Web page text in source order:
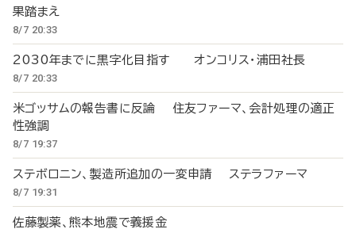
果踏まえ
8/7 20:33
2030年までに黒字化目指す オンコリス・浦田社長
8/7 20:33
米ゴッサムの報告書に反論 住友ファーマ、会計処理の適正
性強調
8/7 19:37
ステボロニン、製造所追加の一変申請 ステラファーマ
8/7 19:31
佐藤製薬、熊本地震で義援金